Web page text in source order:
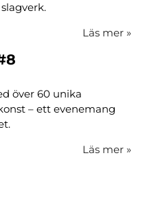
Läs mer »
över 60 unika
– ett evenemang
Läs mer »